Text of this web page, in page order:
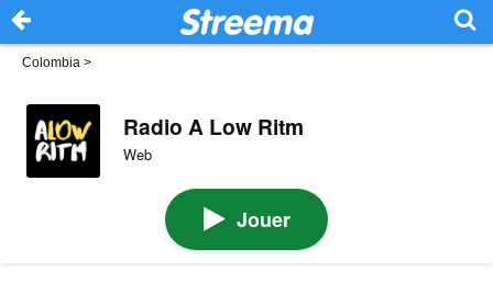
Colombia >
Radio A Low Ritm
Web
Jouer